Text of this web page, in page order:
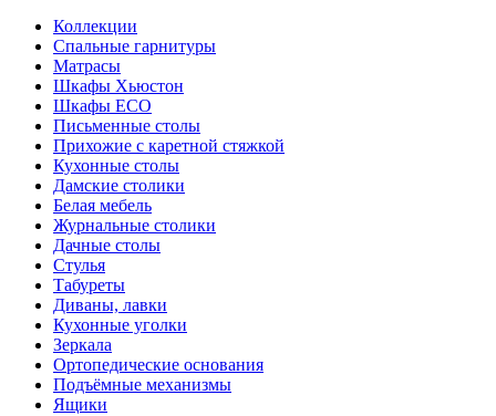
Коллекции
Спальные гарнитуры
Матрасы
Шкафы Хьюстон
Шкафы ECO
Письменные столы
Прихожие с каретной стяжкой
Кухонные столы
Дамские столики
Белая мебель
Журнальные столики
Дачные столы
Стулья
Табуреты
Диваны, лавки
Кухонные уголки
Зеркала
Ортопедические основания
Подъёмные механизмы
Ящики